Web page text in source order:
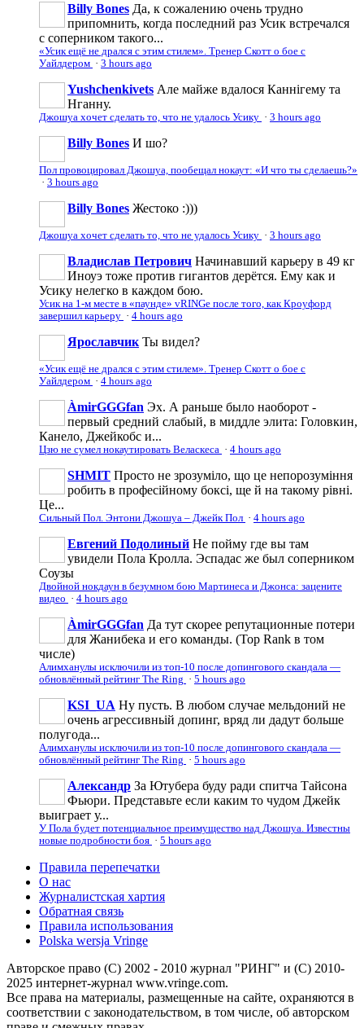
Billy Bones Да, к сожалению очень трудно
припомнить, когда последний раз Усик встречался
с соперником такого...
«Усик ещё не дрался с этим стилем». Тренер Скотт о бое с
Уайлдером · 3 hours ago
Yushchenkivets Але майже вдалося Каннігему та
Нганну.
Джошуа хочет сделать то, что не удалось Усику · 3 hours ago
Billy Bones И шо?
Пол провоцировал Джошуа, пообещал нокаут: «И что ты сделаешь?»
· 3 hours ago
Billy Bones Жестоко :)))
Джошуа хочет сделать то, что не удалось Усику · 3 hours ago
Владислав Петрович Начинавший карьеру в 49 кг
Иноуэ тоже против гигантов дерётся. Ему как и
Усику нелегко в каждом бою.
Усик на 1-м месте в «паунде» vRINGe после того, как Кроуфорд
завершил карьеру · 4 hours ago
Ярославчик Ты видел?
«Усик ещё не дрался с этим стилем». Тренер Скотт о бое с
Уайлдером · 4 hours ago
ÀmirGGGfan Эх. А раньше было наоборот -
первый средний слабый, в миддле элита: Головкин,
Канело, Джейкобс и...
Цзю не сумел нокаутировать Веласкеса · 4 hours ago
SHMIT Просто не зрозуміло, що це непорозуміння
робить в професійному боксі, ще й на такому рівні.
Це...
Сильный Пол. Энтони Джошуа – Джейк Пол · 4 hours ago
Евгений Подолиный Не пойму где вы там
увидели Пола Кролла. Эспадас же был соперником
Соузы
Двойной нокдаун в безумном бою Мартинеса и Джонса: зацените
видео · 4 hours ago
ÀmirGGGfan Да тут скорее репутационные потери
для Жанибека и его команды. (Top Rank в том
числе)
Алимханулы исключили из топ-10 после допингового скандала —
обновлённый рейтинг The Ring · 5 hours ago
KSI_UA Ну пусть. В любом случае мельдоний не
очень агрессивньій допинг, вряд ли дадут больше
полугода...
Алимханулы исключили из топ-10 после допингового скандала —
обновлённый рейтинг The Ring · 5 hours ago
Александр За Ютубера буду ради спитча Тайсона
Фьюри. Представьте если каким то чудом Джейк
выиграет у...
У Пола будет потенциальное преимущество над Джошуа. Известны
новые подробности боя · 5 hours ago
Правила перепечатки
О нас
Журналистская хартия
Обратная связь
Правила использования
Polska wersja Vringe
Авторское право (С) 2002 - 2010 журнал "РИНГ" и (С) 2010-
2025 интернет-журнал www.vringe.com.
Все права на материалы, размещенные на сайте, охраняются в
соответствии с законодательством, в том числе, об авторском